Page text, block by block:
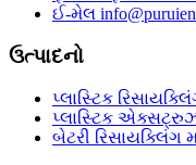
ઈ-મેલ
ઉત્પાદનો
પ્લાસ્ટિક
પ્લાસ્ટિક
બેટરી રિસાયક્લિંગ